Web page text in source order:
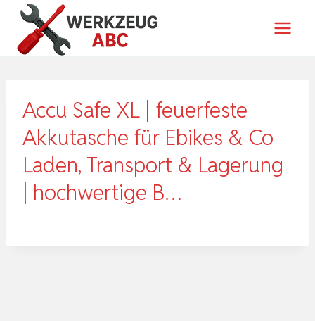
Zum
Inhalt
springen
Accu Safe XL | feuerfeste
Akkutasche für Ebikes & Co
Laden, Transport & Lagerung
| hochwertige B…